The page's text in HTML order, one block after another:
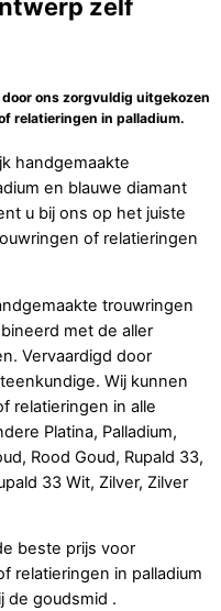
zelf
ons zorgvuldig uitgekozen
relatieringen in palladium.
handgemaakte
en blauwe diamant
u bij ons op het juiste
of relatieringen
trouwringen
met de aller
Vervaardigd door
Wij kunnen
relatieringen in alle
Platina, Palladium,
Rood Goud, Rupald 33,
33 Wit, Zilver, Zilver
beste prijs voor
relatieringen in palladium
de goudsmid .